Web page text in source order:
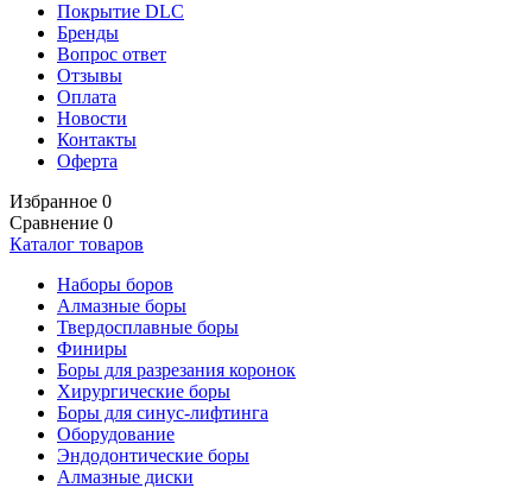
Покрытие DLC
Бренды
Вопрос ответ
Отзывы
Оплата
Новости
Контакты
Оферта
Избранное 0
Сравнение 0
Каталог товаров
Наборы боров
Алмазные боры
Твердосплавные боры
Финиры
Боры для разрезания коронок
Хирургические боры
Боры для синус-лифтинга
Оборудование
Эндодонтические боры
Алмазные диски